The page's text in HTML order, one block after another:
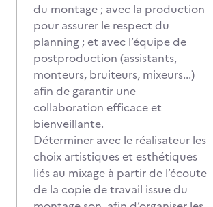
du montage ; avec la production
pour assurer le respect du
planning ; et avec l’équipe de
postproduction (assistants,
monteurs, bruiteurs, mixeurs...)
afin de garantir une
collaboration efficace et
bienveillante.
Déterminer avec le réalisateur les
choix artistiques et esthétiques
liés au mixage à partir de l’écoute
de la copie de travail issue du